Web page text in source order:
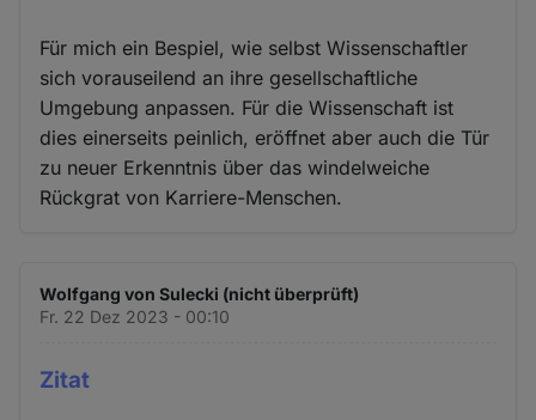
Für mich ein Bespiel, wie selbst Wissenschaftler
sich vorauseilend an ihre gesellschaftliche
Umgebung anpassen. Für die Wissenschaft ist
dies einerseits peinlich, eröffnet aber auch die Tür
zu neuer Erkenntnis über das windelweiche
Rückgrat von Karriere-Menschen.
Wolfgang von Sulecki (nicht überprüft)
Fr. 22 Dez 2023 - 00:10
Zitat